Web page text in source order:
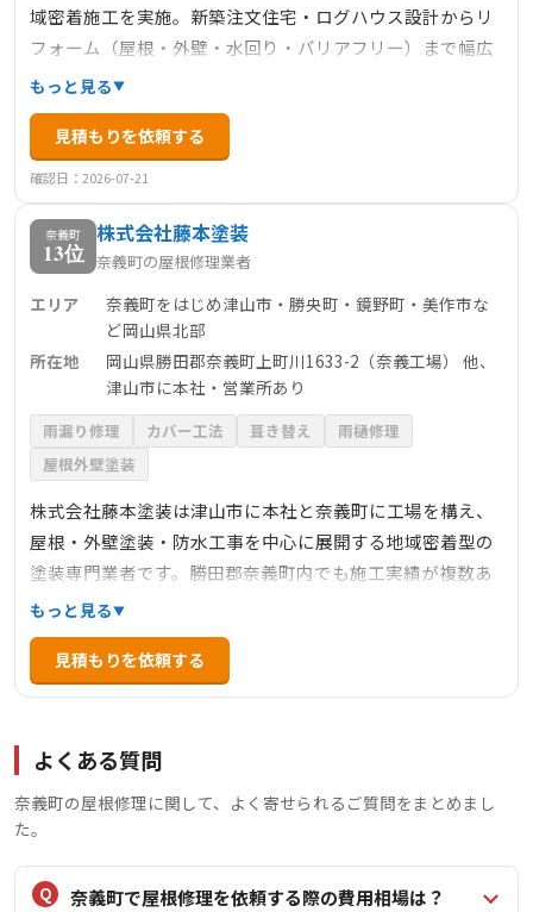
域密着施工を実施。新築注文住宅・ログハウス設計からリ
フォーム（屋根・外壁・水回り・バリアフリー）まで幅広
く対応。専門スタッフによる丁寧な家づくりと、施工事例
多数掲載の実績ある工務店です。現地調査・見積り無料
で、お客様のライフスタイルや予算に見合った最適プラン
をご提案します。
もっと見る
見積もりを依頼する
確認日：2026-07-21
奈義町
13位
株式会社藤本塗装
奈義町の屋根修理業者
エリア
奈義町をはじめ津山市・勝央町・鏡野町・美作市な
ど岡山県北部
所在地
岡山県勝田郡奈義町上町川1633-2（奈義工場） 他、
津山市に本社・営業所あり
雨漏り修理 カバー工法 葺き替え
雨樋修理
屋根外壁塗装
株式会社藤本塗装は津山市に本社と奈義町に工場を構え、
屋根・外壁塗装・防水工事を中心に展開する地域密着型の
塗装専門業者です。勝田郡奈義町内でも施工実績が複数あ
り、下地処理・錆止め・中塗り・上塗りまで丁寧に仕上
げ。カラーシミュレーションやショールーム見学も可能
で、お客様の要望に沿った最適提案を行います。カスタマ
ー対応や工程報告などからも満足度が高く、レビューで
もっと見る
見積もりを依頼する
よくある質問
奈義町の屋根修理に関して、よく寄せられるご質問をまとめまし
た。
奈義町で屋根修理を依頼する際の費用相場は？